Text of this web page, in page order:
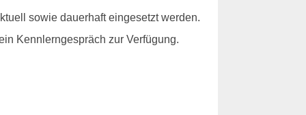
sowie dauerhaft eingesetzt werden.
Kennlerngespräch zur Verfügung.